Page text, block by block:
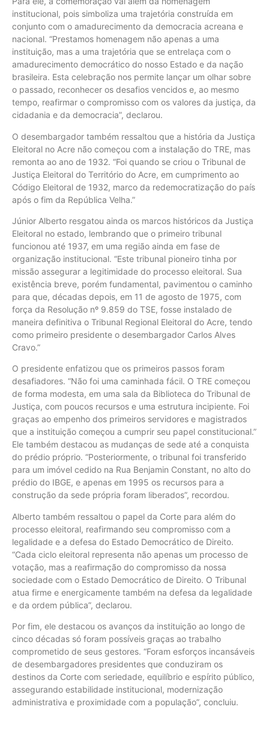
institucional, pois simboliza uma trajetória construída em
conjunto com o amadurecimento da democracia acreana e
nacional. “Prestamos homenagem não apenas a uma
instituição, mas a uma trajetória que se entrelaça com o
amadurecimento democrático do nosso Estado e da nação
brasileira. Esta celebração nos permite lançar um olhar sobre
o passado, reconhecer os desafios vencidos e, ao mesmo
tempo, reafirmar o compromisso com os valores da justiça, da
cidadania e da democracia”, declarou.
O desembargador também ressaltou que a história da Justiça
Eleitoral no Acre não começou com a instalação do TRE, mas
remonta ao ano de 1932. “Foi quando se criou o Tribunal de
Justiça Eleitoral do Território do Acre, em cumprimento ao
Código Eleitoral de 1932, marco da redemocratização do país
após o fim da República Velha.”
Júnior Alberto resgatou ainda os marcos históricos da Justiça
Eleitoral no estado, lembrando que o primeiro tribunal
funcionou até 1937, em uma região ainda em fase de
organização institucional. “Este tribunal pioneiro tinha por
missão assegurar a legitimidade do processo eleitoral. Sua
existência breve, porém fundamental, pavimentou o caminho
para que, décadas depois, em 11 de agosto de 1975, com
força da Resolução nº 9.859 do TSE, fosse instalado de
maneira definitiva o Tribunal Regional Eleitoral do Acre, tendo
como primeiro presidente o desembargador Carlos Alves
Cravo.”
O presidente enfatizou que os primeiros passos foram
desafiadores. “Não foi uma caminhada fácil. O TRE começou
de forma modesta, em uma sala da Biblioteca do Tribunal de
Justiça, com poucos recursos e uma estrutura incipiente. Foi
graças ao empenho dos primeiros servidores e magistrados
que a instituição começou a cumprir seu papel constitucional.”
Ele também destacou as mudanças de sede até a conquista
do prédio próprio. “Posteriormente, o tribunal foi transferido
para um imóvel cedido na Rua Benjamin Constant, no alto do
prédio do IBGE, e apenas em 1995 os recursos para a
construção da sede própria foram liberados”, recordou.
Alberto também ressaltou o papel da Corte para além do
processo eleitoral, reafirmando seu compromisso com a
legalidade e a defesa do Estado Democrático de Direito.
“Cada ciclo eleitoral representa não apenas um processo de
votação, mas a reafirmação do compromisso da nossa
sociedade com o Estado Democrático de Direito. O Tribunal
atua firme e energicamente também na defesa da legalidade
e da ordem pública”, declarou.
Por fim, ele destacou os avanços da instituição ao longo de
cinco décadas só foram possíveis graças ao trabalho
comprometido de seus gestores. “Foram esforços incansáveis
de desembargadores presidentes que conduziram os
destinos da Corte com seriedade, equilíbrio e espírito público,
assegurando estabilidade institucional, modernização
administrativa e proximidade com a população”, concluiu.